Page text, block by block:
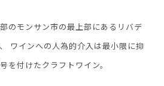
のモンサン市の最上部にあるリバデ
ワインへの人為的介入は最小限に抑
を付けたクラフトワイン。